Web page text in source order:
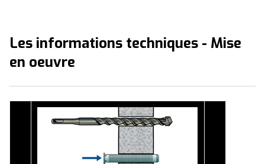
Les informations techniques - Mise
en oeuvre